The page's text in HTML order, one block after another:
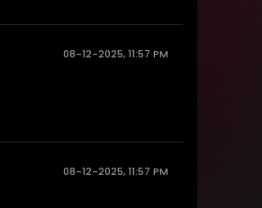
08-12-2025, 11:57 PM
08-12-2025, 11:57 PM